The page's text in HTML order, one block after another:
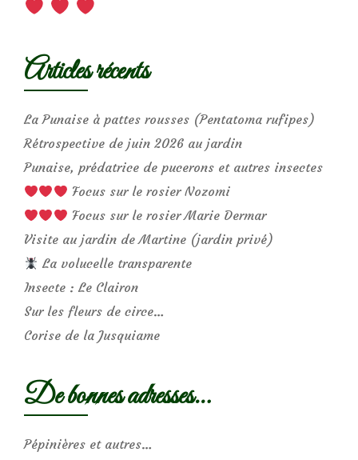
Articles récents
La Punaise à pattes rousses (Pentatoma rufipes)
Rétrospective de juin 2026 au jardin
Punaise, prédatrice de pucerons et autres insectes
Focus sur le rosier Nozomi
Focus sur le rosier Marie Dermar
Visite au jardin de Martine (jardin privé)
La volucelle transparente
Insecte : Le Clairon
Sur les fleurs de circe…
Corise de la Jusquiame
De bonnes adresses…
Pépinières et autres…